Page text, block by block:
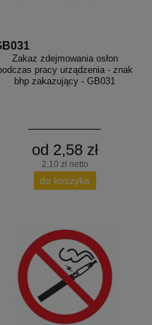
Zakaz zdejmowania osłon
pracy urządzenia - znak
bhp zakazujący - GB031
od 2,58 zł
2,10 zł netto
do koszyka